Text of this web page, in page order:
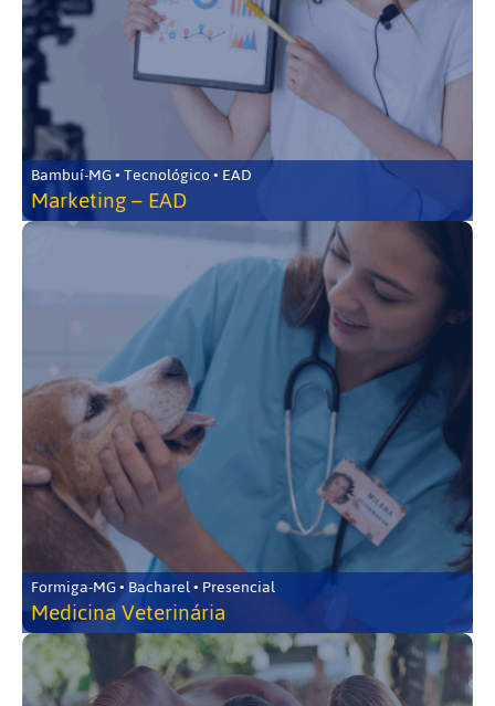
Bambuí-MG • Tecnológico • EAD
Marketing – EAD
Formiga-MG • Bacharel • Presencial
Medicina Veterinária